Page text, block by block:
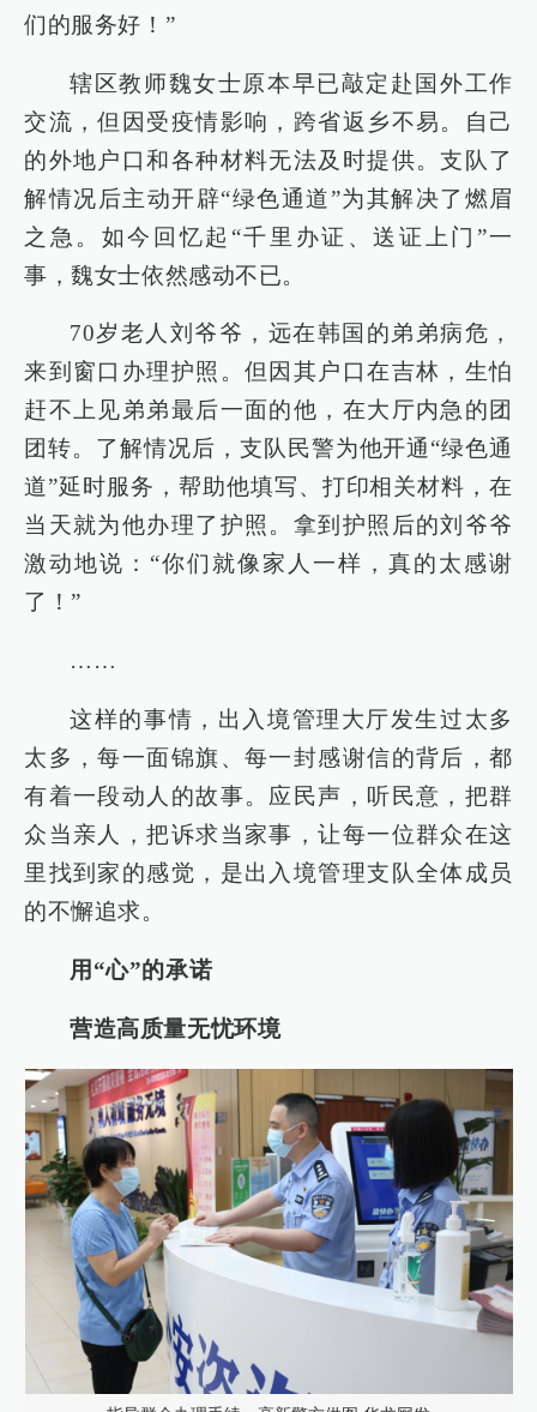
们的服务好！”
辖区教师魏女士原本早已敲定赴国外工作
交流，但因受疫情影响，跨省返乡不易。自己
的外地户口和各种材料无法及时提供。支队了
解情况后主动开辟“绿色通道”为其解决了燃眉
之急。如今回忆起“千里办证、送证上门”一
事，魏女士依然感动不已。
70岁老人刘爷爷，远在韩国的弟弟病危，
来到窗口办理护照。但因其户口在吉林，生怕
赶不上见弟弟最后一面的他，在大厅内急的团
团转。了解情况后，支队民警为他开通“绿色通
道”延时服务，帮助他填写、打印相关材料，在
当天就为他办理了护照。拿到护照后的刘爷爷
激动地说：“你们就像家人一样，真的太感谢
了！”
……
这样的事情，出入境管理大厅发生过太多
太多，每一面锦旗、每一封感谢信的背后，都
有着一段动人的故事。应民声，听民意，把群
众当亲人，把诉求当家事，让每一位群众在这
里找到家的感觉，是出入境管理支队全体成员
的不懈追求。
用“心”的承诺
营造高质量无忧环境